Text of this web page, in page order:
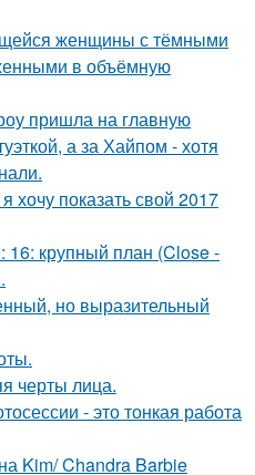
женщины с тёмными
в объёмную
пришла на главную
а за Хайпом - хотя
хочу показать свой 2017
крупный план (Close -
но выразительный
черты лица.
- это тонкая работа
Kim/ Chandra Barbie